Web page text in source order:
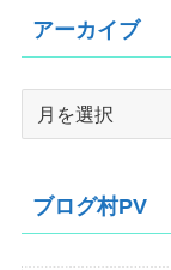
アーカイブ
ブ
ブログ村PV